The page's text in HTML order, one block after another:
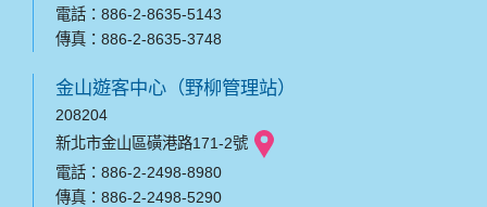
電話：886-2-8635-5143
傳真：886-2-8635-3748
金山遊客中心（野柳管理站）
208204
新北市金山區磺港路171-2號
電話：886-2-2498-8980
傳真：886-2-2498-5290